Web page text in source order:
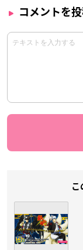
コメントを
こ